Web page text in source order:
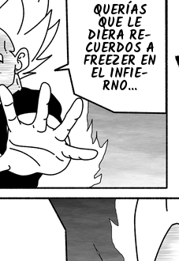
QUERÍAS
QUE LE
DIERA RE­
CUE­R­DOS A
FREEZER EN
EL IN­FIE­
RNO...